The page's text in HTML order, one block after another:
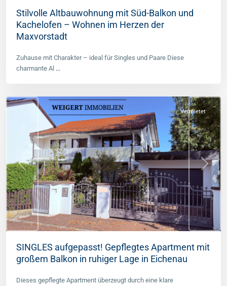
Stilvolle Altbauwohnung mit Süd-Balkon und
Kachelofen – Wohnen im Herzen der
Maxvorstadt
Zuhause mit Charakter – ideal für Singles und Paare Diese
charmante Al ...
Previous Next
Vermietet
SINGLES aufgepasst! Gepflegtes Apartment mit
großem Balkon in ruhiger Lage in Eichenau
Dieses gepflegte Apartment überzeugt durch eine klare